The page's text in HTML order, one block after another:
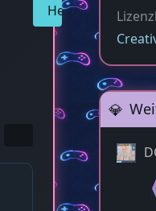
Herunterladen